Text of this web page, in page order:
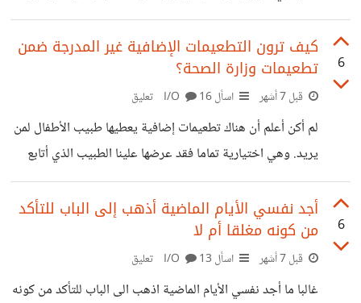
مرضها ولم يخبرنا! ازدادت نقمتي عليه جدا لاني كنت برفقتها
وهي تراجعه لمضاعفات تضخم القلب واحتباس السوائل في
الرئة ولم يذكر لي حرفا واحداً! بعد الوفاة علمت من قريبته التي
فارقتها في المستشفى خلال حجزها ولسمعت منها أكثر ولتمليت
من ملامح وجهها ولسمعت وصيتها الأخيرة!
6
كيف ترون التطعيمات الإضافية غير المدرجة ضمن
تطعيمات وزارة الصحة؟
قبل 7 أشهر اسأل I/O16 تعليق
لم أكن أعلم أن هناك تطعيمات إضافية يعطيها طبيب الأطفال لمن
يريد. وهي اختيارية تماما فقد عرضها علينا الطبيب الذي أتابع
عنده لصغيري وهي متعددة ما بين تطعيمات امراض الصدر
والعدوى الموسميةمثل الروتا والمكورات الرئوية وغيرها. اختلفت
معي زوجتي في كونها ضرورية لأن شقيقتها قد أعطتها لابنتها
غير اني لا آمنها على طفلي؛ ببساطة لأنها غير معتمدة من وزارة
الصحة.
6
أجد نفسي الأيام الماضية أذهب إلى الباب للتأكد
من كونه مغلقا أم لا
قبل 7 أشهر اسأل I/O 13 تعليق
غالبا ما أجد نفسي الأيام الماضية اذهب الى الباب للتأكد من كونه